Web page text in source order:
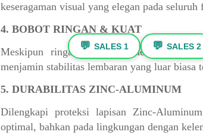
keseragaman visual yang elegan pada seluruh
4. BOBOT RINGAN & KUAT
Meskipun ringan sehingga memudahkan
menjamin stabilitas lembaran yang luar biasa
5. DURABILITAS ZINC-ALUMINUM
Dilengkapi proteksi lapisan Zinc-
optimal, bahkan pada lingkungan dengan
💬 SALES 1 💬 SALES 2